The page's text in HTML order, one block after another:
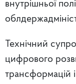
внутрішньої
Технічний
цифрового
трансформацій